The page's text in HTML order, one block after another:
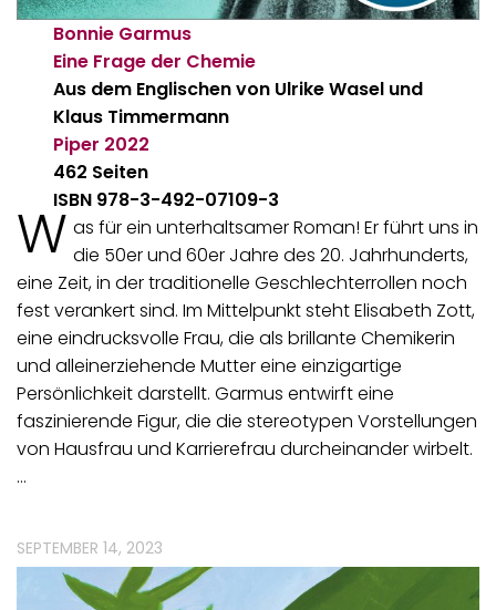
Bonnie Garmus
Eine Frage der Chemie
Aus dem Englischen von Ulrike Wasel und
Klaus Timmermann
Piper 2022
462 Seiten
ISBN 978-3-492-07109-3
W as für ein unterhaltsamer Roman! Er führt uns in
die 50er und 60er Jahre des 20. Jahrhunderts,
eine Zeit, in der traditionelle Geschlechterrollen noch
fest verankert sind. Im Mittelpunkt steht Elisabeth Zott,
eine eindrucksvolle Frau, die als brillante Chemikerin
und alleinerziehende Mutter eine einzigartige
Persönlichkeit darstellt. Garmus entwirft eine
faszinierende Figur, die die stereotypen Vorstellungen
von Hausfrau und Karrierefrau durcheinander wirbelt.
…
SEPTEMBER 14, 2023